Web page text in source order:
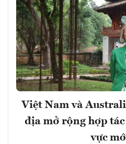
Việt Nam và
địa mở rộng hợp
vực